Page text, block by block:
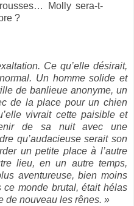
Molly sera-t-
?
Ce qu’elle désirait,
Un homme solide et
de banlieue anonyme, un
de la place pour un chien
vivrait cette paisible et
de sa nuit avec une
qu’audacieuse serait son
un petite place à l’autre
lieu, en un autre temps,
aventureuse, bien moins
monde brutal, était hélas
de nouveau les rênes. »